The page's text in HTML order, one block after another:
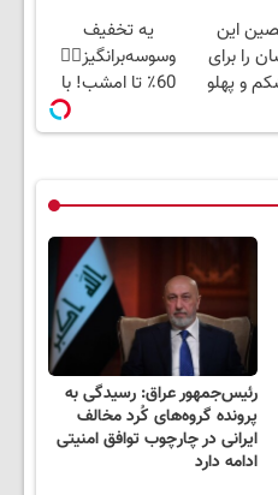
این
را برای
و پهلو
یه تخفیف
وسوسه‌برانگیز👈🏻
60٪ تا امشب! با
چربیسوز گیاهی
آسون لاغر شو
رئیس‌جمهور عراق: رسیدگی به
پرونده گروه‌های کُرد مخالف
ایرانی در چارچوب توافق امنیتی
ادامه دارد